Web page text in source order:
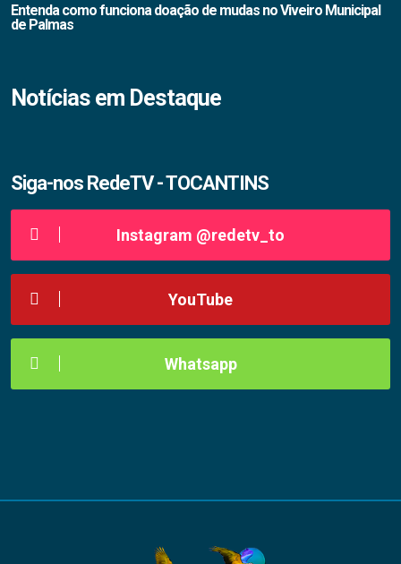
Entenda como funciona doação de mudas no Viveiro Municipal
de Palmas
Notícias em Destaque
Siga-nos RedeTV - TOCANTINS
Instagram @redetv_to
YouTube
Whatsapp